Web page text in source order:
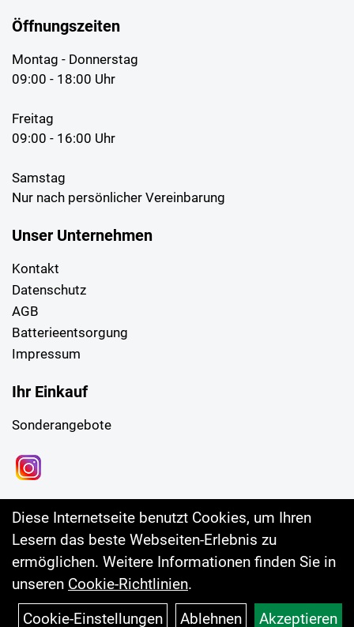
Öffnungszeiten
Montag - Donnerstag
09:00 - 18:00 Uhr
Freitag
09:00 - 16:00 Uhr
Samstag
Nur nach persönlicher Vereinbarung
Unser Unternehmen
Kontakt
Datenschutz
AGB
Batterieentsorgung
Impressum
Ihr Einkauf
Sonderangebote
Diese Internetseite benutzt Cookies, um Ihren
Lesern das beste Webseiten-Erlebnis zu
ermöglichen. Weitere Informationen finden Sie in
unseren Cookie-Richtlinien.
Cookie-Einstellungen
Ablehnen Akzeptieren